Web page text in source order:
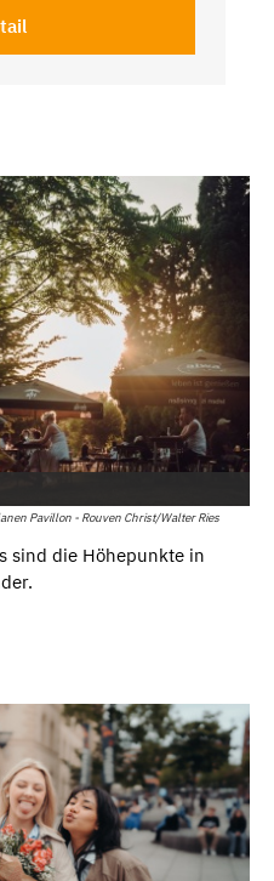
Pavillon - Rouven Christ/Walter Ries
sind die Höhepunkte in